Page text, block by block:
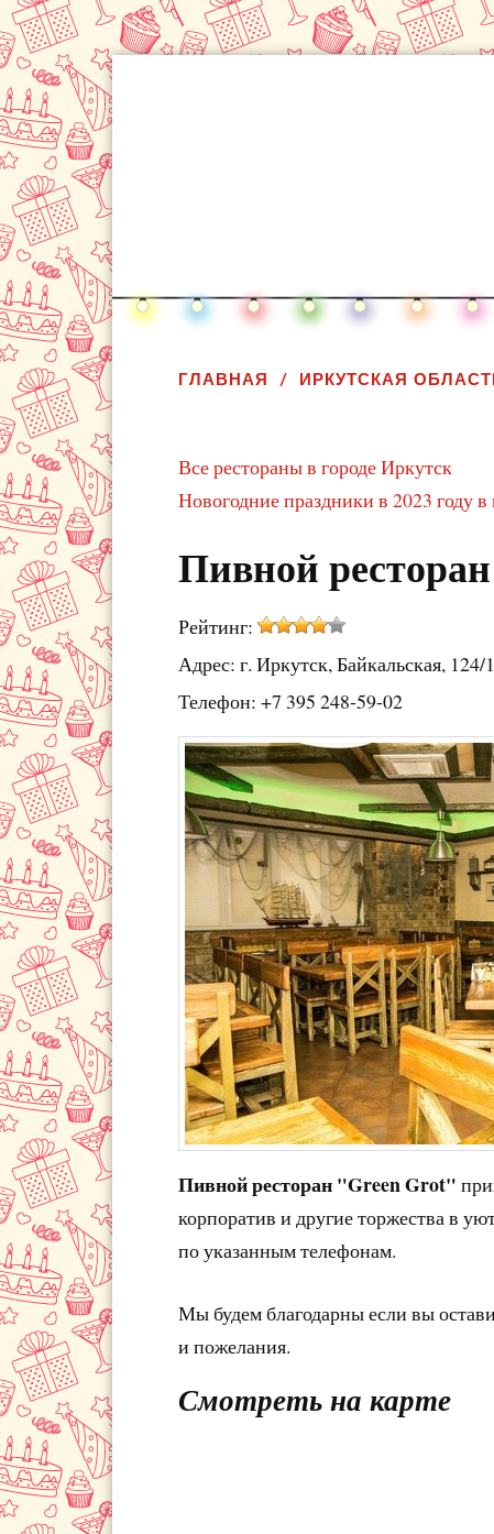
ГЛАВНАЯ ИРКУТСКАЯ
Все рестораны в городе Иркутск
Новогодние праздники в 2023 году в
Пивной
Рейтинг:
Адрес: г. Иркутск, Байкальская, 124/1
Телефон: +7 395 248-59-02
Пивной ресторан "Green Grot"
корпоратив и другие торжества в
по указанным телефонам.
Мы будем благодарны если вы
и пожелания.
Смотреть на карте